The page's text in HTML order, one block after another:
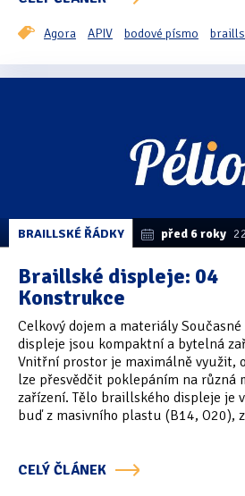
Agora APIV bodové písmo
BRAILLSKÉ ŘÁDKY před 6 roky
Braillské displeje: 04
Konstrukce
Celkový dojem a materiály
displeje jsou kompaktní a bytelná
Vnitřní prostor je maximálně využit,
lze přesvědčit poklepáním na různá
zařízení. Tělo braillského displeje je
buď z masivního plastu (B14, O20),
CELÝ ČLÁNEK